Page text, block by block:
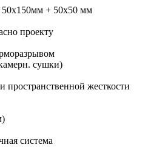
50х150мм + 50х50 мм
проекту
сушки)
пространственной жесткости
система